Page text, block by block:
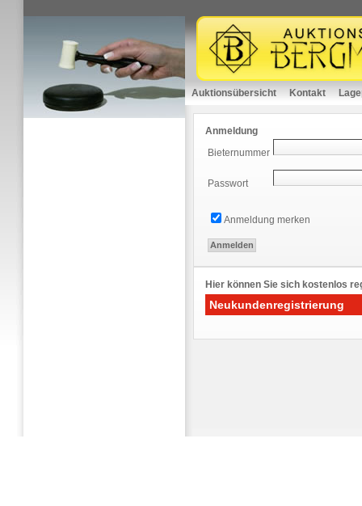
Auktionsübersicht Kontakt
Anmeldung
Bieternummer
Passwort
Anmeldung merken
Hier können Sie sich kostenlos
Neukundenregistrierung